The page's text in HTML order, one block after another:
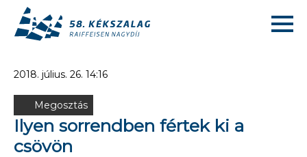
2018. július. 26. 14:16
Megosztás
Ilyen sorrendben fértek ki a
csövön